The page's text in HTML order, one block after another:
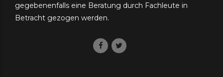
gegebenenfalls eine Beratung durch Fachleute in
Betracht gezogen werden.